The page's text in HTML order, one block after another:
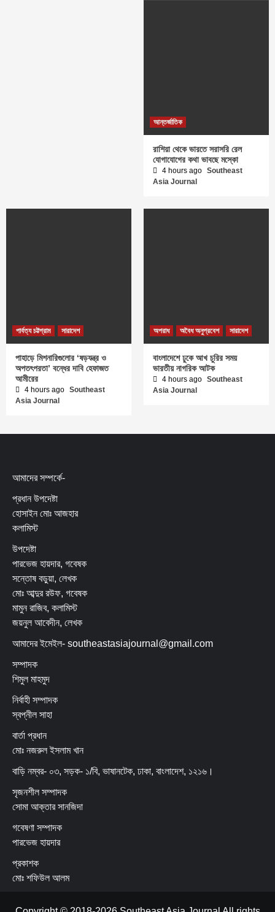
আন্তর্জাতিক
রাশিয়া থেকে ভারতে সরাসরি রেল
যোগাযোগের কথা ভাবছে মস্কো
4 hours ago Southeast
Asia Journal
পার্বত্য চট্টগ্রাম সারাদেশ
পাহাড়ে মিশনারিগুলোর ‘ষড়যন্ত্র ও
অপতৎপরতা’ বন্ধের দাবি হেফাজত
আমীরের
4 hours ago Southeast
Asia Journal
অপরাধ অবৈধ অনুপ্রবেশ সারাদেশ
বাংলাদেশে ঢুকে আখ চুরির সময়
ভারতীয় নাগরিক আটক
4 hours ago Southeast
Asia Journal
আমাদের সম্পর্কে-
প্রধান উপদেষ্টা
হোসাইন মোঃ আজহার
কলামিস্ট
উপদেষ্টা
পারভেজ হায়দার, গবেষক
সন্তোষ বড়ুয়া, লেখক
মোঃ আব্দুর রউফ, গবেষক
মামুন রাজিব, কলামিস্ট
জয়নুল আবেদীন, লেখক
আমাদের ইমেইল- southeastasiajournal@gmail.com
সম্পাদক
শিমুল মাহমুদ
নির্বাহী সম্পাদক
স্বপ্নীল সাহা
বার্তা প্রধান
মোঃ নজরুল ইসলাম খান
বাড়ি নম্বর- ০৩, সড়ক- ১/বি, ভাষানটেক, ঢাকা, বাংলাদেশ, ১২১৬।
সৃজনশীল সম্পাদক
সোমা আক্তার সানজিদা
গবেষণা সম্পাদক
পারভেজ হায়দার
প্রকাশক
মোঃ শফিউল আলম